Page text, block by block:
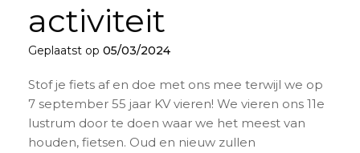
activiteit
Geplaatst op 05/03/2024
Stof je fiets af en doe met ons mee terwijl we op
7 september 55 jaar KV vieren! We vieren ons 11e
lustrum door te doen waar we het meest van
houden, fietsen. Oud en nieuw zullen